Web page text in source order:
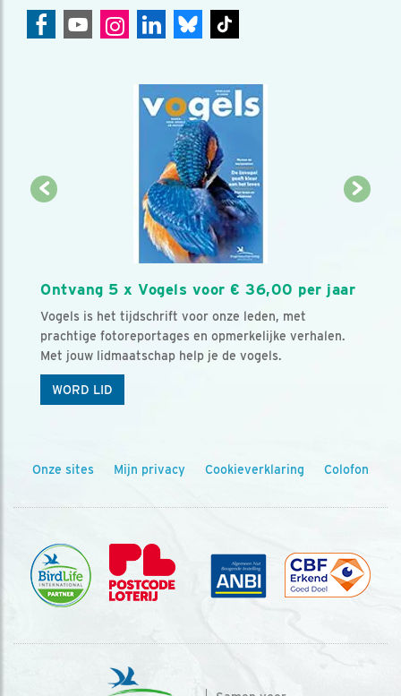
Ontvang 5 x Vogels voor € 36,00 per jaar
Vogels is het tijdschrift voor onze leden, met
prachtige fotoreportages en opmerkelijke verhalen.
Met jouw lidmaatschap help je de vogels.
WORD LID
Onze sites Mijn privacy Cookieverklaring Colofon